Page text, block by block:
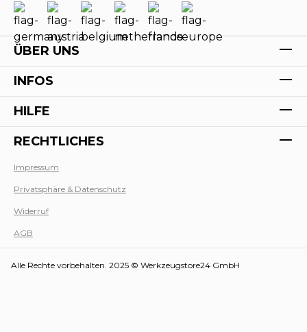
ÜBER UNS
INFOS
HILFE
RECHTLICHES
Impressum
Privatsphäre & Datenschutz
Widerruf
AGB
Alle Rechte vorbehalten. 2025 © Werkzeugstore24 GmbH